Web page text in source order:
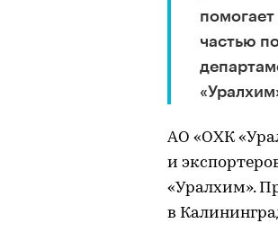
частью
АО «ОХК
и
«Уралхим».
в